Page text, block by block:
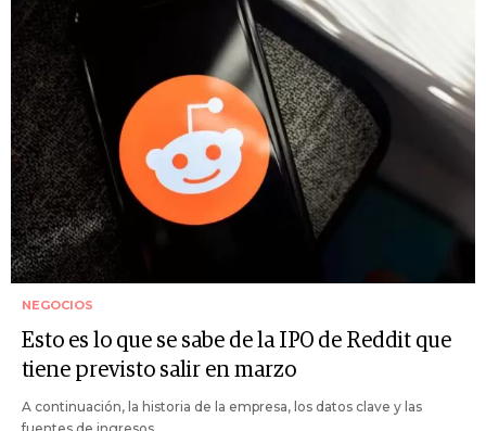
NEGOCIOS
Esto es lo que se sabe de la IPO de Reddit que
tiene previsto salir en marzo
A continuación, la historia de la empresa, los datos clave y las